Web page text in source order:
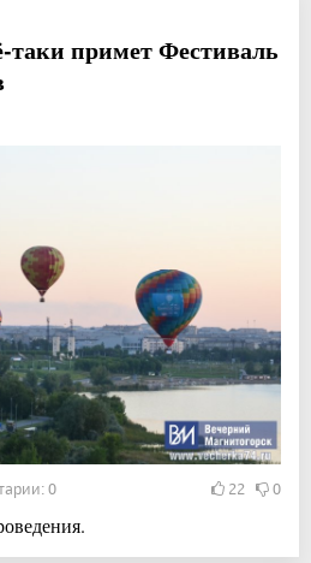
таки примет Фестиваль
0 22 0